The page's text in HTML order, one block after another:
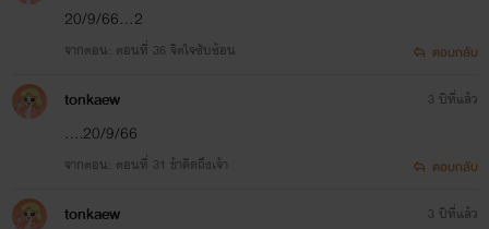
20/9/66...2
จากตอน: ตอนที่ 36 จิตใจซับซ้อน ตอบกลับ
tonkaew
....20/9/66
จากตอน: ตอนที่ 31 ข้าคิดถึงเจ้า
3 ปีที่แล้ว
ตอบกลับ
tonkaew 3 ปีที่แล้ว